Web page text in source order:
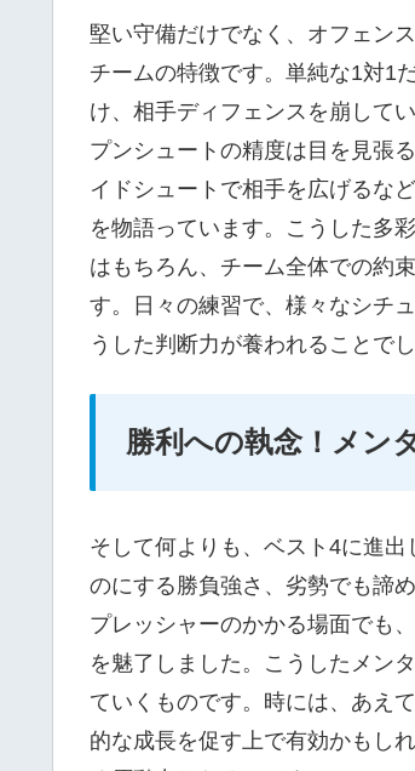
堅い守備だけでなく、オフェン
チームの特徴です。単純な1対1
け、相手ディフェンスを崩して
プンシュートの精度は目を見張
イドシュートで相手を広げるな
を物語っています。こうした多
はもちろん、チーム全体での約
す。日々の練習で、様々なシチ
うした判断力が養われることでし
勝利への執念！メン
そして何よりも、ベスト4に進
のにする勝負強さ、劣勢でも諦
プレッシャーのかかる場面でも
を魅了しました。こうしたメン
ていくものです。時には、あえ
的な成長を促す上で有効かもし